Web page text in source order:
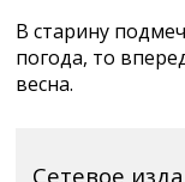
В старину
погода, то
весна.
Сетевое